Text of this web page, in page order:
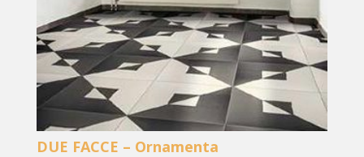
DUE FACCE – Ornamenta